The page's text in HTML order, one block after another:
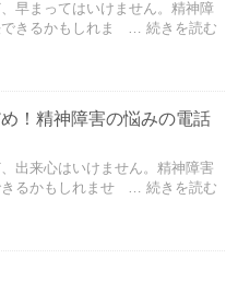
早まってはいけません。精神障
きるかもしれま
… 続きを読む
！精神障害の悩みの電話
出来心はいけません。精神障害
るかもしれませ
… 続きを読む